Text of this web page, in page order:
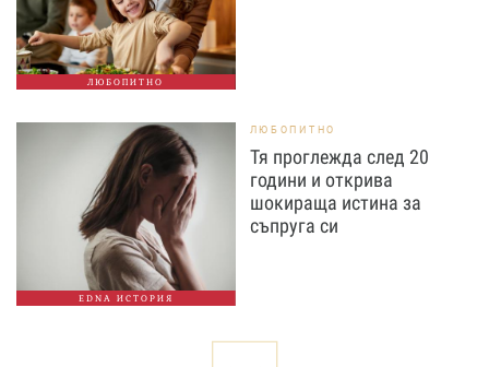
ЛЮБОПИТНО
EDNA ИСТОРИЯ
ЛЮБОПИТНО
Тя проглежда след 20
години и открива
шокираща истина за
съпруга си